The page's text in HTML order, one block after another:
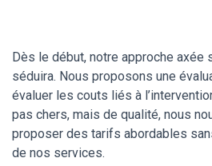
Dès le début, notre approche axée
séduira. Nous proposons une
évaluer les couts liés à
pas chers, mais de qualité, nous
proposer des tarifs abordables
de nos services.